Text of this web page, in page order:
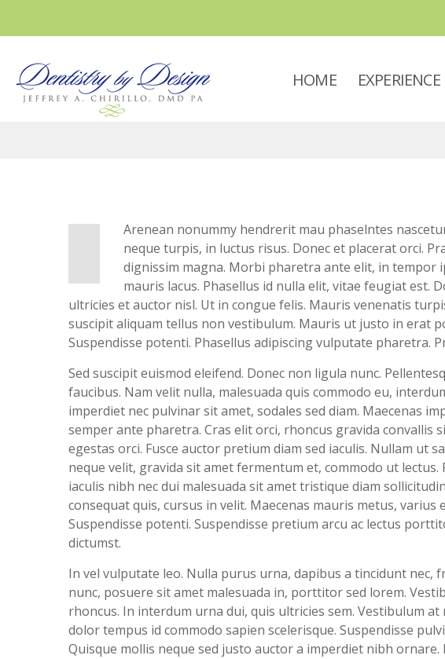
HOME EXPERIENCE
Arenean nonummy hendrerit mau phaselntes
neque turpis, in luctus risus. Donec et placerat orci.
dignissim magna. Morbi pharetra ante elit, in tempor
mauris lacus. Phasellus id nulla elit, vitae feugiat est.
ultricies et auctor nisl. Ut in congue felis. Mauris venenatis
suscipit aliquam tellus non vestibulum. Mauris ut justo in erat
Suspendisse potenti. Phasellus adipiscing vulputate pharetra.
Sed suscipit euismod eleifend. Donec non ligula nunc.
faucibus. Nam velit nulla, malesuada quis commodo eu,
imperdiet nec pulvinar sit amet, sodales sed diam. Maecenas
semper ante pharetra. Cras elit orci, rhoncus gravida convallis
egestas orci. Fusce auctor pretium diam sed iaculis. Nullam ut
neque velit, gravida sit amet fermentum et, commodo ut lectus.
iaculis nibh nec dui malesuada sit amet tristique diam
consequat quis, cursus in velit. Maecenas mauris metus,
Suspendisse potenti. Suspendisse pretium arcu ac lectus
dictumst.
In vel vulputate leo. Nulla purus urna, dapibus a tincidunt nec,
nunc, posuere sit amet malesuada in, porttitor sed lorem.
rhoncus. In interdum urna dui, quis ultricies sem. Vestibulum
dolor tempus id commodo sapien scelerisque. Suspendisse
Quisque mollis neque sed justo auctor a imperdiet nibh